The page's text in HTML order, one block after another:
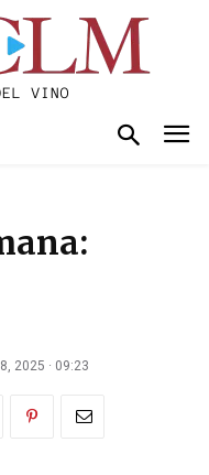
2025 · 09:23